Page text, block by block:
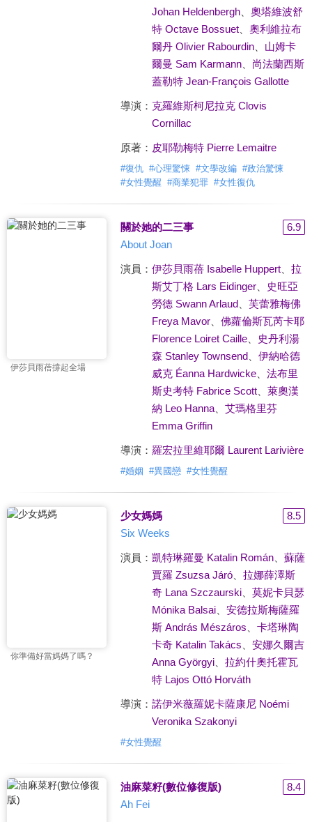
Johan Heldenbergh、 奧塔維波舒
特 Octave Bossuet、 奧利維拉布
爾丹 Olivier Rabourdin、 山姆卡
爾曼 Sam Karmann、 尚法蘭西斯
蓋勒特 Jean-François Gallotte
導演： 克羅維斯柯尼拉克 Clovis
Cornillac
原著： 皮耶勒梅特 Pierre Lemaitre
#復仇 #心理驚悚 #文學改編 #政治驚悚
#女性覺醒 #商業犯罪 #女性復仇
伊莎貝雨蓓撐起全場
關於她的二三事
6.9
About Joan
演員： 伊莎貝雨蓓 Isabelle Huppert、 拉
斯艾丁格 Lars Eidinger、
史旺亞
勞德 Swann Arlaud、 芙蕾雅梅佛
Freya Mavor、 佛蘿倫斯瓦芮卡耶
Florence Loiret Caille、
史丹利湯
森 Stanley Townsend、 伊納哈德
威克 Éanna Hardwicke、 法布里
斯史考特 Fabrice Scott、 萊奧漢
納 Leo Hanna、 艾瑪格里芬
Emma Griffin
導演： 羅宏拉里維耶爾 Laurent Larivière
#婚姻 #異國戀 #女性覺醒
你準備好當媽媽了嗎？
少女媽媽
8.5
Six Weeks
演員： 凱特琳羅曼 Katalin Román、 蘇薩
賈羅 Zsuzsa Járó、 拉娜薛澤斯
奇 Lana Szczaurski、 莫妮卡貝瑟
Mónika Balsai、 安德拉斯梅薩羅
斯 András Mészáros
卡塔琳陶
卡奇 Katalin Takács
安娜久爾吉
Anna Györgyi、 拉約什奧托霍瓦
特 Lajos Ottó Horváth
導演： 諾伊米薇羅妮卡薩康尼 Noémi
Veronika Szakonyi
#女性覺醒
油麻菜籽(數位修復版)
8.4
Ah Fei